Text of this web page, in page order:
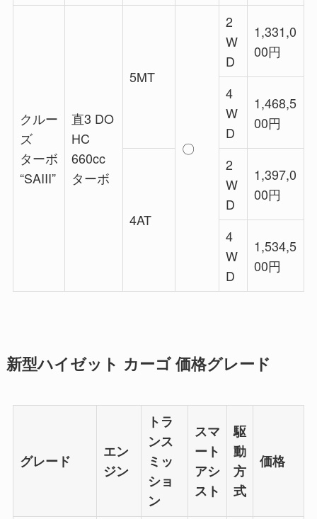
クルー
ズ
ターボ
“SAIII”
直3 DO
HC
660cc
ターボ
5MT
〇
2
W
D
1,331,0
00円
4
W
D
1,468,5
00円
4AT
2
W
D
1,397,0
00円
4
W
D
1,534,5
00円
新型ハイゼット カーゴ 価格グレード
グレード
エン
ジン
トラ
ンス
ミッ
ショ
ン
スマ
ート
アシ
スト
駆
動
方
式
価格